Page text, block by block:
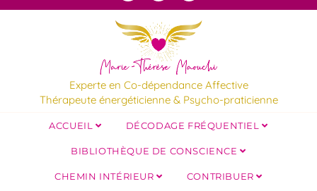
Experte en Co-dépendance Affective
Thérapeute énergéticienne & Psycho-praticienne
ACCUEIL DÉCODAGE FRÉQUENTIEL
BIBLIOTHÈQUE DE CONSCIENCE
CHEMIN INTÉRIEUR CONTRIBUER